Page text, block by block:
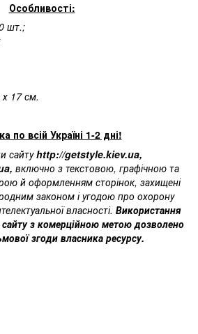
Особливості:
шт.;
х 17 см.
по всій Україні 1-2 дні!
сайтуhttp://getstyle.kiev.ua,
, включно з текстовою, графічною та
й оформленням сторінок, захищені
законом і угодою про охорону
власності. Використання
сайту з комерційною метою дозволено
згоди власника ресурсу.